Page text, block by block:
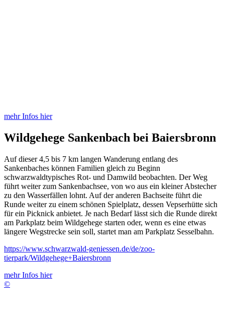
mehr Infos hier
Wildgehege Sankenbach bei Baiersbronn
Auf dieser 4,5 bis 7 km langen Wanderung entlang des
Sankenbaches können Familien gleich zu Beginn
schwarzwaldtypisches Rot- und Damwild beobachten. Der Weg
führt weiter zum Sankenbachsee, von wo aus ein kleiner Abstecher
zu den Wasserfällen lohnt. Auf der anderen Bachseite führt die
Runde weiter zu einem schönen Spielplatz, dessen Vepserhütte sich
für ein Picknick anbietet. Je nach Bedarf lässt sich die Runde direkt
am Parkplatz beim Wildgehege starten oder, wenn es eine etwas
längere Wegstrecke sein soll, startet man am Parkplatz Sesselbahn.
https://www.schwarzwald-geniessen.de/de/zoo-
tierpark/Wildgehege+Baiersbronn
mehr Infos hier
©